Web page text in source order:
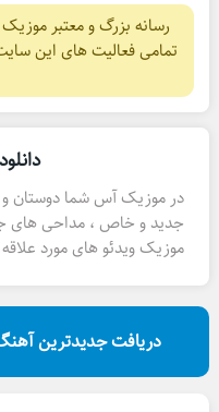
رسانه بزرگ و معتبر
تمامی فعالیت های این
در موزیک آس شما دوستان و
جدید و خاص ، مداحی های
موزیک ویدئو های مورد
دریافت جدیدترین